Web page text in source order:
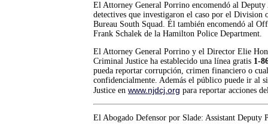
El Attorney General Porrino encomendó al
detectives que investigaron el caso por el
Bureau South Squad. Él también encomendó al
Frank Schalek de la Hamilton Police Department.
El Attorney General Porrino y el Director Elie
Criminal Justice ha establecido una línea gratis 1-
pueda reportar corrupción, crimen financiero o
confidencialmente. Además el público puede ir al
Justice en www.njdcj.org para reportar acciones
El Abogado Defensor por Slade: Assistant